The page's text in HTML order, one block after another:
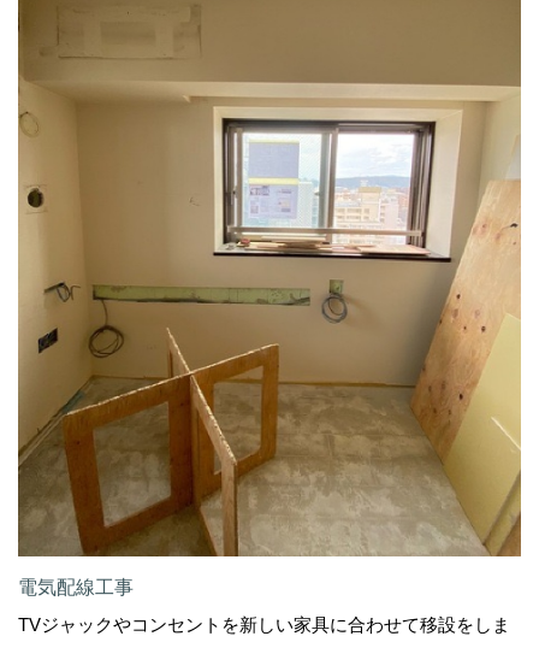
電気配線工事
TVジャックやコンセントを新しい家具に合わせて移設をしま